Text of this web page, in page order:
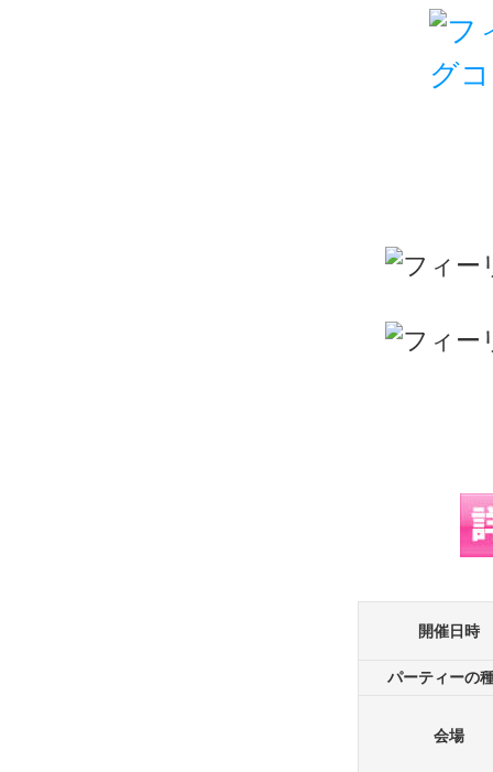
開催日時
パーティーの
会場